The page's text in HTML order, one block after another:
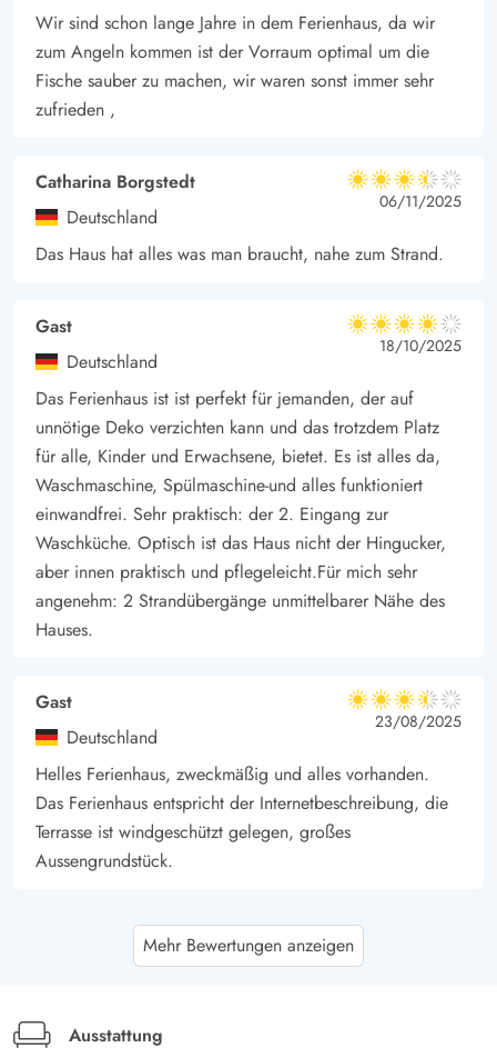
Wir sind schon lange Jahre in dem Ferienhaus, da wir
zum Angeln kommen ist der Vorraum optimal um die
Fische sauber zu machen, wir waren sonst immer sehr
zufrieden ,
Catharina Borgstedt
Deutschland
3.5 von 5
3.5 von 5
3.5 out of 5
06/11/2025
Das Haus hat alles was man braucht, nahe zum Strand.
Gast
Deutschland
4 von 5
4 von 5
4 out of 5
18/10/2025
Das Ferienhaus ist ist perfekt für jemanden, der auf
unnötige Deko verzichten kann und das trotzdem Platz
für alle, Kinder und Erwachsene, bietet. Es ist alles da,
Waschmaschine, Spülmaschine-und alles funktioniert
einwandfrei. Sehr praktisch: der 2. Eingang zur
Waschküche. Optisch ist das Haus nicht der Hingucker,
aber innen praktisch und pflegeleicht.Für mich sehr
angenehm: 2 Strandübergänge unmittelbarer Nähe des
Hauses.
Gast
Deutschland
3.5 von 5
3.5 von 5
3.5 out of 5
23/08/2025
Helles Ferienhaus, zweckmäßig und alles vorhanden.
Das Ferienhaus entspricht der Internetbeschreibung, die
Terrasse ist windgeschützt gelegen, großes
Aussengrundstück.
Deutschland
4.5 von 5
4.5 out of 5
Personen geeignet. Im Großen und Ganzen ist alles
Mehr Bewertungen anzeigen
Ausstattung